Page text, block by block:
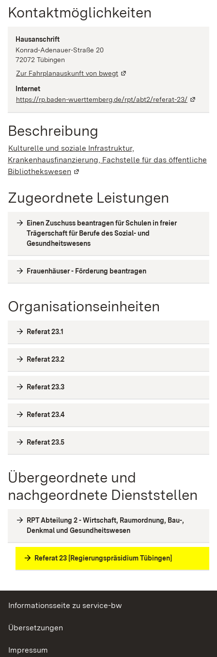
Kontaktmöglichkeiten
Hausanschrift
Konrad-Adenauer-Straße 20
72072 Tübingen
Zur Fahrplanauskunft von bwegt
Internet
https://rp.baden-wuerttemberg.de/rpt/abt2/referat-23/
Beschreibung
Kulturelle und soziale Infrastruktur,
Krankenhausfinanzierung, Fachstelle für das öffentliche
Bibliothekswesen (Wird in einem neuen Fenster geöffnet)
Zugeordnete Leistungen
Einen Zuschuss beantragen für Schulen in freier
Trägerschaft für Berufe des Sozial- und
Gesundheitswesens
Frauenhäuser - Förderung beantragen
Organisationseinheiten
Referat 23.1
Referat 23.2
Referat 23.3
Referat 23.4
Referat 23.5
Übergeordnete und
nachgeordnete Dienststellen
RPT Abteilung 2 - Wirtschaft, Raumordnung, Bau-,
Denkmal und Gesundheitswesen
Referat 23 [Regierungspräsidium Tübingen]
Informationsseite zu service-bw
Übersetzungen
Impressum